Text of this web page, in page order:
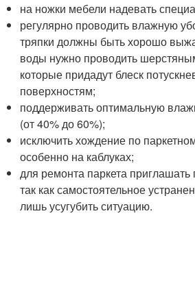
на ножки мебели надевать
регулярно проводить влажную
тряпки должны быть хорошо
воды нужно проводить
которые придадут блеск
поверхностям;
поддерживать оптимальную
(от 40% до 60%);
исключить хождение по
особенно на каблуках;
для ремонта паркета
так как самостоятельное
лишь усугубить ситуацию.